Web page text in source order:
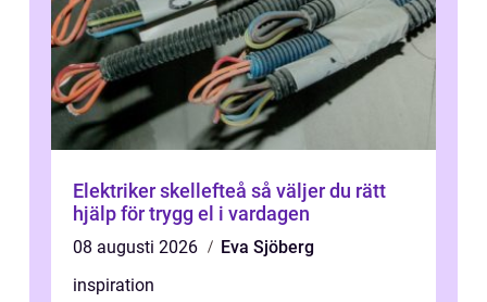
Elektriker skellefteå så väljer du rätt
hjälp för trygg el i vardagen
08 augusti 2026
Eva Sjöberg
inspiration